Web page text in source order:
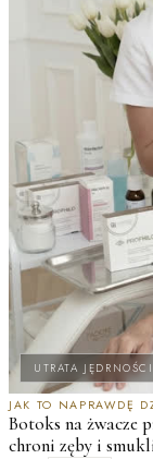
UTRATA JĘDRNOŚCI
JAK TO NAPRAWDĘ
Botoks na żwacze
chroni zęby i